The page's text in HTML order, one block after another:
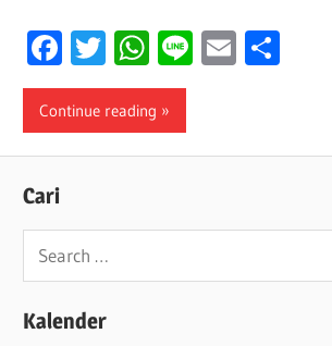
Facebook
Twitter
WhatsApp
LineEmail
Continue reading
Cari
Search
for:
Kalender